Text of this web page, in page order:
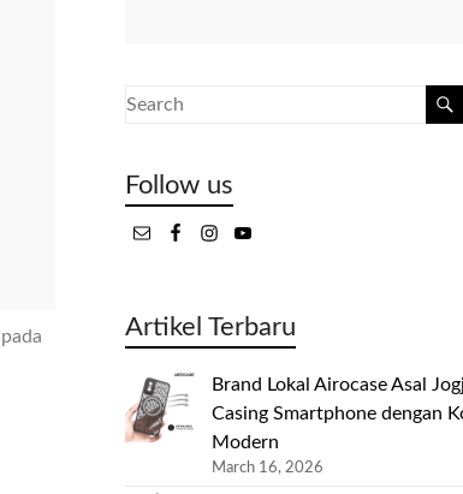
pada
Follow us
Artikel Terbaru
Brand Lokal Airocase Asal
Casing Smartphone dengan
Modern
March 16, 2026